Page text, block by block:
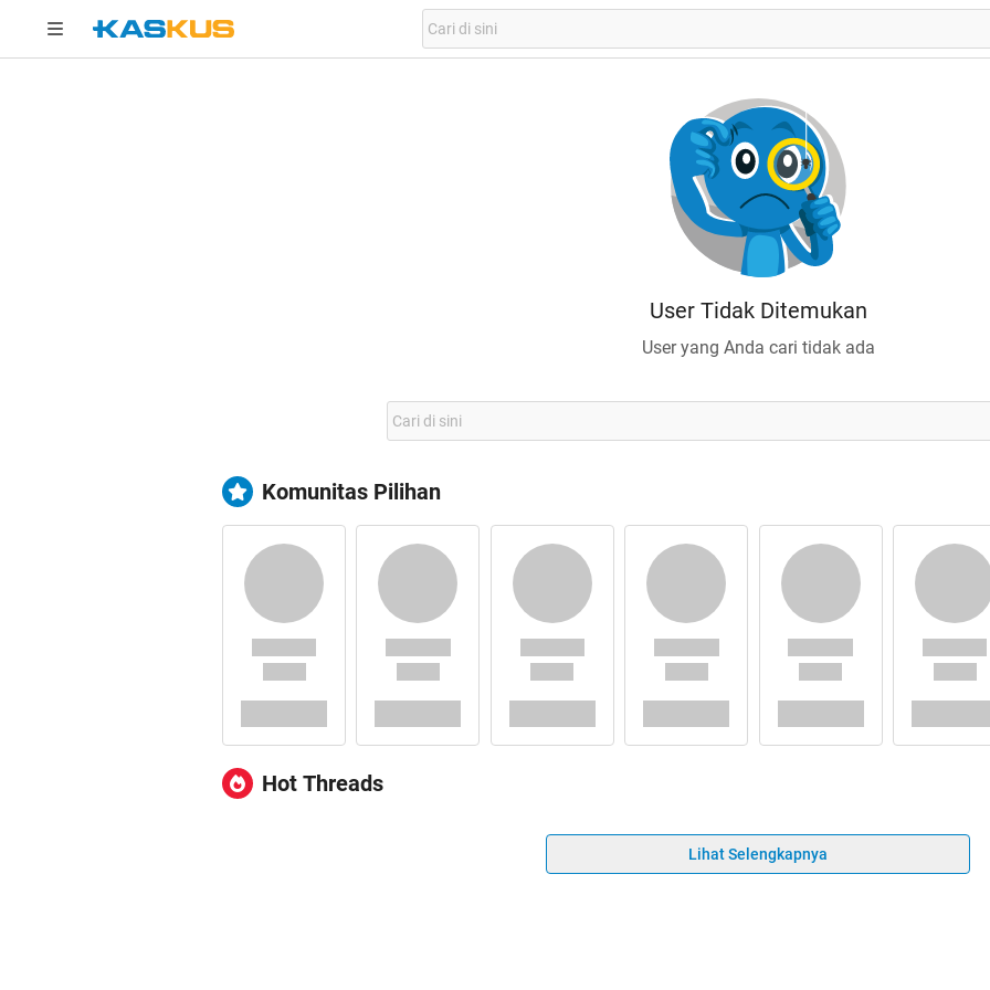
User Tidak Ditemukan
User yang Anda cari tidak ada
Komunitas Pilihan
Hot Threads
Lihat Selengkapnya